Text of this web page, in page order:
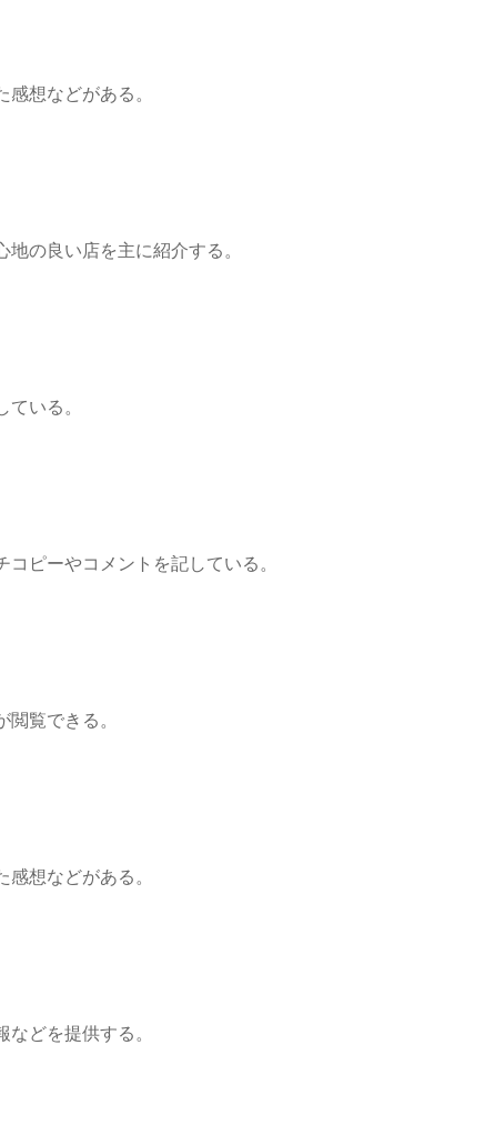
想などがある。
の良い店を主に紹介する。
いる。
ピーやコメントを記している。
覧できる。
想などがある。
どを提供する。